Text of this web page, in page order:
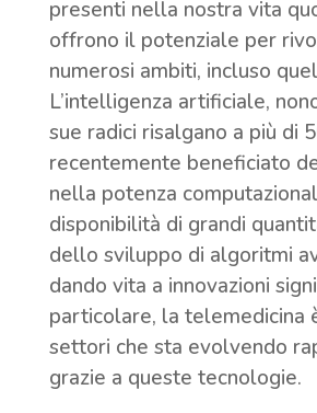
presenti nella nostra vita
offrono il potenziale per
numerosi ambiti, incluso
L’intelligenza artificiale,
sue radici risalgano a più di
recentemente beneficiato
nella potenza
disponibilità di grandi
dello sviluppo di algoritmi
dando vita a innovazioni
particolare, la telemedicina
settori che sta evolvendo
grazie a queste tecnologie.